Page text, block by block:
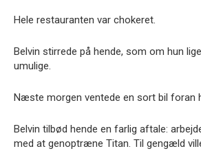
Hele restauranten var chokeret.
Belvin stirrede på hende, som om hun
umulige.
Næste morgen ventede en sort bil foran
Belvin tilbød hende en farlig aftale:
med at genoptræne Titan. Til gengæld